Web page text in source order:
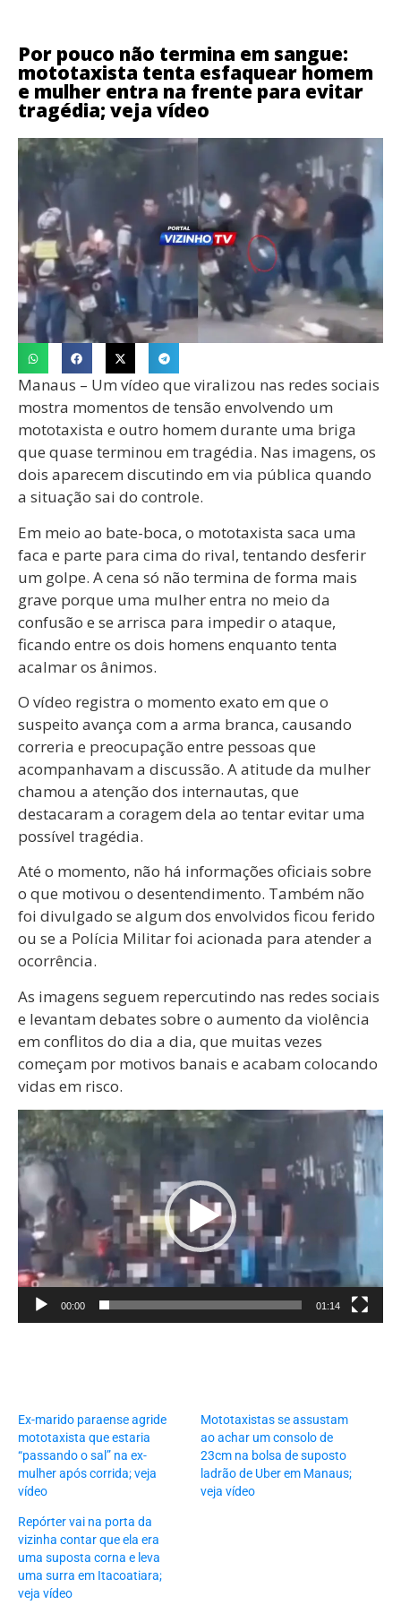
Por pouco não termina em sangue:
mototaxista tenta esfaquear homem
e mulher entra na frente para evitar
tragédia; veja vídeo
Manaus – Um vídeo que viralizou nas redes sociais
mostra momentos de tensão envolvendo um
mototaxista e outro homem durante uma briga
que quase terminou em tragédia. Nas imagens, os
dois aparecem discutindo em via pública quando
a situação sai do controle.
Em meio ao bate-boca, o mototaxista saca uma
faca e parte para cima do rival, tentando desferir
um golpe. A cena só não termina de forma mais
grave porque uma mulher entra no meio da
confusão e se arrisca para impedir o ataque,
ficando entre os dois homens enquanto tenta
acalmar os ânimos.
O vídeo registra o momento exato em que o
suspeito avança com a arma branca, causando
correria e preocupação entre pessoas que
acompanhavam a discussão. A atitude da mulher
chamou a atenção dos internautas, que
destacaram a coragem dela ao tentar evitar uma
possível tragédia.
Até o momento, não há informações oficiais sobre
o que motivou o desentendimento. Também não
foi divulgado se algum dos envolvidos ficou ferido
ou se a Polícia Militar foi acionada para atender a
ocorrência.
As imagens seguem repercutindo nas redes sociais
e levantam debates sobre o aumento da violência
em conflitos do dia a dia, que muitas vezes
começam por motivos banais e acabam colocando
vidas em risco.
Tocador
de
vídeo
00:00 01:14
Ex-marido paraense agride
mototaxista que estaria
“passando o sal” na ex-
mulher após corrida; veja
vídeo
Mototaxistas se assustam
ao achar um consolo de
23cm na bolsa de suposto
ladrão de Uber em Manaus;
veja vídeo
Repórter vai na porta da
vizinha contar que ela era
uma suposta corna e leva
uma surra em Itacoatiara;
veja vídeo